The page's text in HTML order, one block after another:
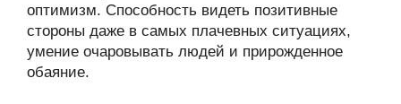
оптимизм. Способность видеть позитивные
стороны даже в самых плачевных ситуациях,
умение очаровывать людей и прирожденное
обаяние.